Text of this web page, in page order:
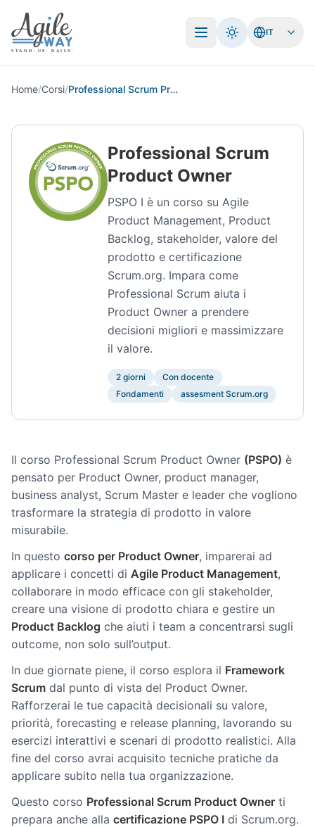
Apri menu
IT
Home/Corsi/ Professional Scrum Product Owner
Professional Scrum
Product Owner
PSPO I è un corso su Agile
Product Management, Product
Backlog, stakeholder, valore del
prodotto e certificazione
Scrum.org. Impara come
Professional Scrum aiuta i
Product Owner a prendere
decisioni migliori e massimizzare
il valore.
2 giorni
Con docente
Fondamenti
assesment Scrum.org
Il corso Professional Scrum Product Owner (PSPO) è
pensato per Product Owner, product manager,
business analyst, Scrum Master e leader che vogliono
trasformare la strategia di prodotto in valore
misurabile.
In questo corso per Product Owner, imparerai ad
applicare i concetti di Agile Product Management,
collaborare in modo efficace con gli stakeholder,
creare una visione di prodotto chiara e gestire un
Product Backlog che aiuti i team a concentrarsi sugli
outcome, non solo sull’output.
In due giornate piene, il corso esplora il Framework
Scrum dal punto di vista del Product Owner.
Rafforzerai le tue capacità decisionali su valore,
priorità, forecasting e release planning, lavorando su
esercizi interattivi e scenari di prodotto realistici. Alla
fine del corso avrai acquisito tecniche pratiche da
applicare subito nella tua organizzazione.
Questo corso Professional Scrum Product Owner ti
prepara anche alla certificazione PSPO I di Scrum.org.